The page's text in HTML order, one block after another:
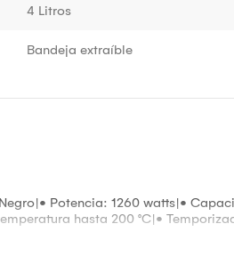
4 Litros
Bandeja extraíble
Potencia: 1260 watts|•
hasta 200 °C|•